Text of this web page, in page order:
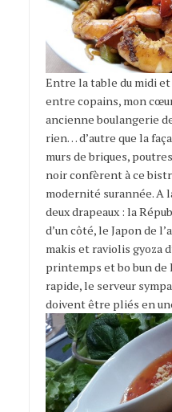
Entre la table du midi
entre copains, mon
ancienne boulangerie
rien… d’autre que la
murs de briques,
noir confèrent à ce
modernité surannée. A
deux drapeaux : la
d’un côté, le Japon de
makis et raviolis gyoza
printemps et bo bun de
rapide, le serveur
doivent être pliés en